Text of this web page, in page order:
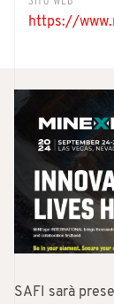
https://
SAFI sarà